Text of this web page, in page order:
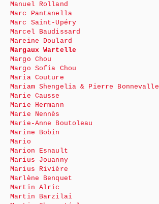
Manuel Rolland
Marc Pantanella
Marc Saint-Upéry
Marcel Baudissard
Mareine Doulard
Margaux Wartelle
Margo Chou
Margo Sofia Chou
Maria Couture
Mariam Shengelia & Pierre Bonnevalle
Marie Causse
Marie Hermann
Marie Nennès
Marie-Anne Boutoleau
Marine Bobin
Mario
Marion Esnault
Marius Jouanny
Marius Rivière
Marlène Benquet
Martin Alric
Martin Barzilai